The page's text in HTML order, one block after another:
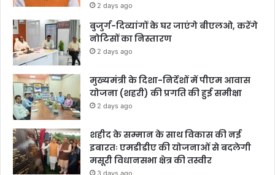
2 days ago
बुजुर्ग-दिव्यांगों के घर जाएंगे बीएलओ, करेंगे
नोटिसों का निस्तारण
2 days ago
मुख्यमंत्री के दिशा-निर्देशों में पीएम आवास
योजना (शहरी) की प्रगति की हुई समीक्षा
2 days ago
शहीद के सम्मान के साथ विकास की नई
इबारतः एमडीडीए की योजनाओं से बदलेगी
मसूरी विधानसभा क्षेत्र की तस्वीर